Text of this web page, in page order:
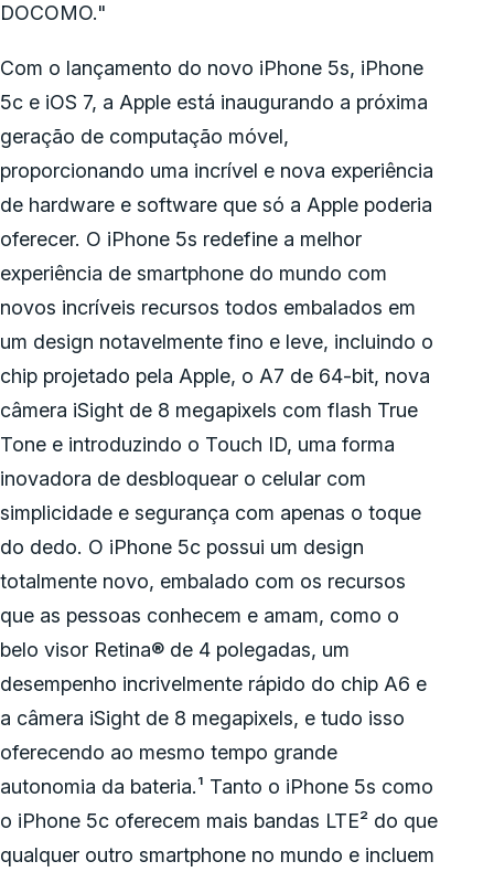
DOCOMO."
Com o lançamento do novo iPhone 5s, iPhone
5c e iOS 7, a Apple está inaugurando a próxima
geração de computação móvel,
proporcionando uma incrível e nova experiência
de hardware e software que só a Apple poderia
oferecer. O iPhone 5s redefine a melhor
experiência de smartphone do mundo com
novos incríveis recursos todos embalados em
um design notavelmente fino e leve, incluindo o
chip projetado pela Apple, o A7 de 64-bit, nova
câmera iSight de 8 megapixels com flash True
Tone e introduzindo o Touch ID, uma forma
inovadora de desbloquear o celular com
simplicidade e segurança com apenas o toque
do dedo. O iPhone 5c possui um design
totalmente novo, embalado com os recursos
que as pessoas conhecem e amam, como o
belo visor Retina® de 4 polegadas, um
desempenho incrivelmente rápido do chip A6 e
a câmera iSight de 8 megapixels, e tudo isso
oferecendo ao mesmo tempo grande
autonomia da bateria.¹ Tanto o iPhone 5s como
o iPhone 5c oferecem mais bandas LTE² do que
qualquer outro smartphone no mundo e incluem